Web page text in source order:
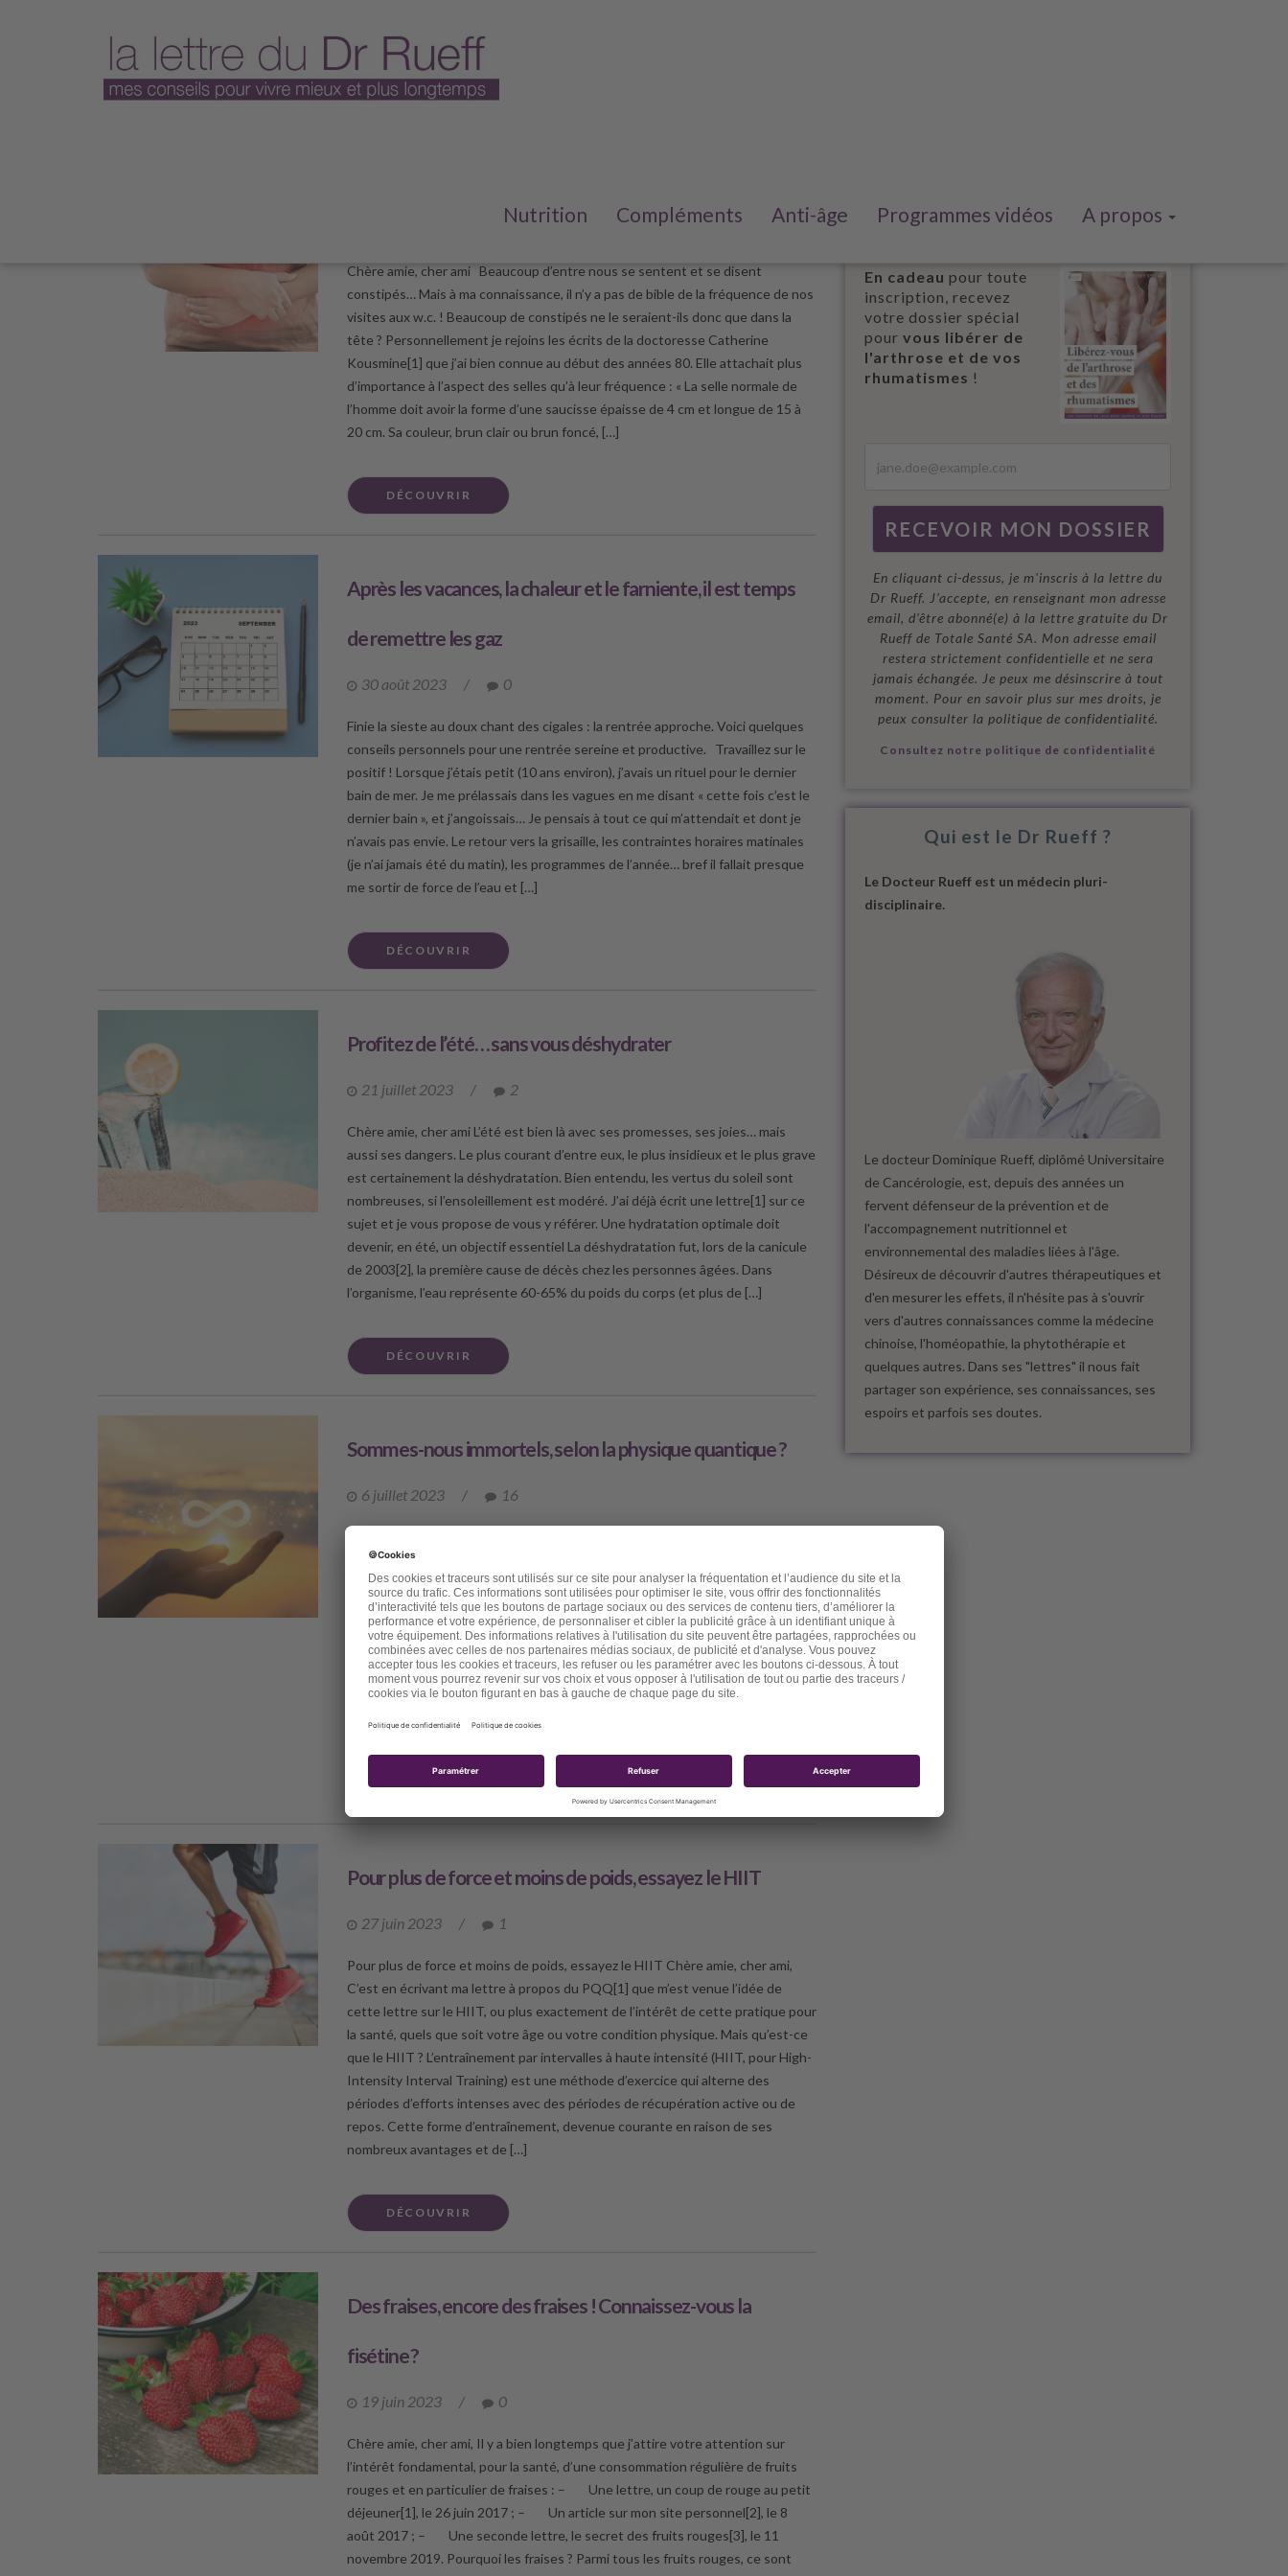
Nutrition Compléments Anti-âge Programmes vidéos A propos
6
Chère amie, cher ami Beaucoup d’entre nous se sentent et se disent
constipés… Mais à ma connaissance, il n’y a pas de bible de la fréquence de nos
visites aux w.c. ! Beaucoup de constipés ne le seraient-ils donc que dans la
tête ? Personnellement je rejoins les écrits de la doctoresse Catherine
Kousmine[1] que j’ai bien connue au début des années 80. Elle attachait plus
d’importance à l’aspect des selles qu’à leur fréquence : « La selle normale de
l’homme doit avoir la forme d’une saucisse épaisse de 4 cm et longue de 15 à
20 cm. Sa couleur, brun clair ou brun foncé, […]
DÉCOUVRIR
Après les vacances, la chaleur et le farniente, il est temps
de remettre les gaz
30 août 2023 / 0
Finie la sieste au doux chant des cigales : la rentrée approche. Voici quelques
conseils personnels pour une rentrée sereine et productive. Travaillez sur le
positif ! Lorsque j’étais petit (10 ans environ), j’avais un rituel pour le dernier
bain de mer. Je me prélassais dans les vagues en me disant « cette fois c’est le
dernier bain », et j’angoissais… Je pensais à tout ce qui m’attendait et dont je
n’avais pas envie. Le retour vers la grisaille, les contraintes horaires matinales
(je n’ai jamais été du matin), les programmes de l’année… bref il fallait presque
me sortir de force de l’eau et […]
DÉCOUVRIR
Profitez de l’été… sans vous déshydrater
21 juillet 2023 / 2
Chère amie, cher ami L’été est bien là avec ses promesses, ses joies… mais
aussi ses dangers. Le plus courant d’entre eux, le plus insidieux et le plus grave
est certainement la déshydratation. Bien entendu, les vertus du soleil sont
nombreuses, si l’ensoleillement est modéré. J’ai déjà écrit une lettre[1] sur ce
sujet et je vous propose de vous y référer. Une hydratation optimale doit
devenir, en été, un objectif essentiel La déshydratation fut, lors de la canicule
de 2003[2], la première cause de décès chez les personnes âgées. Dans
l’organisme, l’eau représente 60-65% du poids du corps (et plus de […]
DÉCOUVRIR
Sommes-nous immortels, selon la physique quantique ?
6 juillet 2023 / 16
pour mieux supporter l’été et surtout pour « moins vieillir en été ». Mais j’ai été
rattrapé par une actualité malheureuse qui m’a donné envie de partager avec
vous une publication à propos de notre possible immortalité quantique. Je
viens de perdre brutalement et soudainement une très chère et très proche
amie, et même plus que cela car nous travaillions parfois en binôme. Elle
s’appelait Christina, elle était psychanalyste et psychothérapeute. Mais ses
talents ne s’arrêtaient pas là : elle utilisait ses indubitables dons de
médiumnité afin de mieux aider […]
DÉCOUVRIR
Pour plus de force et moins de poids, essayez le HIIT
27 juin 2023 / 1
Pour plus de force et moins de poids, essayez le HIIT Chère amie, cher ami,
C’est en écrivant ma lettre à propos du PQQ[1] que m’est venue l’idée de
cette lettre sur le HIIT, ou plus exactement de l’intérêt de cette pratique pour
la santé, quels que soit votre âge ou votre condition physique. Mais qu’est-ce
que le HIIT ? L’entraînement par intervalles à haute intensité (HIIT, pour High-
Intensity Interval Training) est une méthode d’exercice qui alterne des
périodes d’efforts intenses avec des périodes de récupération active ou de
repos. Cette forme d’entraînement, devenue courante en raison de ses
nombreux avantages et de […]
DÉCOUVRIR
Des fraises, encore des fraises ! Connaissez-vous la
fisétine ?
19 juin 2023 / 0
Chère amie, cher ami, Il y a bien longtemps que j’attire votre attention sur
l’intérêt fondamental, pour la santé, d’une consommation régulière de fruits
rouges et en particulier de fraises : – Une lettre, un coup de rouge au petit
déjeuner[1], le 26 juin 2017 ; – Un article sur mon site personnel[2], le 8
août 2017 ; – Une seconde lettre, le secret des fruits rouges[3], le 11
novembre 2019. Pourquoi les fraises ? Parmi tous les fruits rouges, ce sont
En cadeau pour toute
inscription, recevez
votre dossier spécial
pour vous libérer de
l'arthrose et de vos
rhumatismes !
En cliquant ci-dessus, je m'inscris à la lettre du
Dr Rueff. J’accepte, en renseignant mon adresse
email, d’être abonné(e) à la lettre gratuite du Dr
Rueff de Totale Santé SA. Mon adresse email
restera strictement confidentielle et ne sera
jamais échangée. Je peux me désinscrire à tout
moment. Pour en savoir plus sur mes droits, je
peux consulter la politique de confidentialité.
Consultez notre politique de confidentialité
Qui est le Dr Rueff ?
Le Docteur Rueff est un médecin pluri-
disciplinaire.
Le docteur Dominique Rueff, diplômé Universitaire
de Cancérologie, est, depuis des années un
fervent défenseur de la prévention et de
l'accompagnement nutritionnel et
environnemental des maladies liées à l'âge.
Désireux de découvrir d'autres thérapeutiques et
d'en mesurer les effets, il n'hésite pas à s'ouvrir
vers d'autres connaissances comme la médecine
chinoise, l'homéopathie, la phytothérapie et
quelques autres. Dans ses "lettres" il nous fait
partager son expérience, ses connaissances, ses
espoirs et parfois ses doutes.